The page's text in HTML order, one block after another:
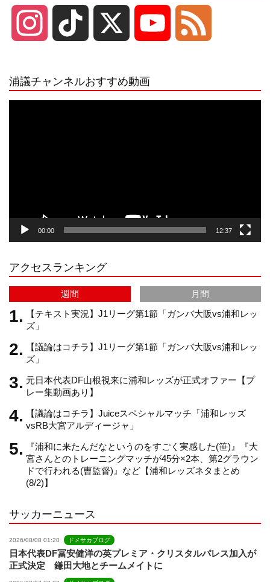
r
a
m
e
C
h
a
n
e
浦議チャンネルおすすめ動画
00:00 12:37
アクセスランキング
週間
月間
【テキスト実況】J1リーグ第1節「ガンバ大阪vs浦和レッ
ズ」
【議論はコチラ】J1リーグ第1節「ガンバ大阪vs浦和レッ
ズ」
元日本代表DF山根視来に浦和レッズが正式オファー【プ
レー集動画あり】
【議論はコチラ】Juiceスペシャルマッチ「浦和レッズ
vsRB大宮アルディージャ」
『浦和に来たんだなというのをすごく実感した(笹)』『大
宮さんとのトレーニングマッチが45分×2本、第2グラウン
ドで行われる(曺監督)』など【浦和レッズネタまとめ
(8/2)】
サッカーニュース
2026/08/08 01:20 ドメサカブログ
日本代表DF冨安健洋の英プレミア・クリスタルパレス加入が
正式決定 鎌田大地とチームメイトに